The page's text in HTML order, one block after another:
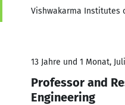
Vishwakarma Institutes
13 Jahre und 1 Monat,
Professor and
Engineering